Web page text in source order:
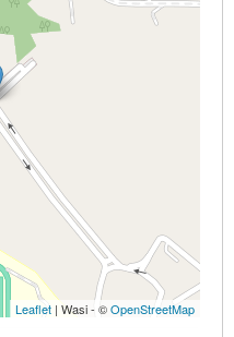
Leaflet | Wasi - ©OpenStreetMap